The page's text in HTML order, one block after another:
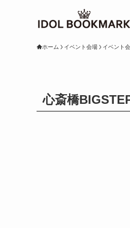
ホーム イベント会場 イベント
心斎橋